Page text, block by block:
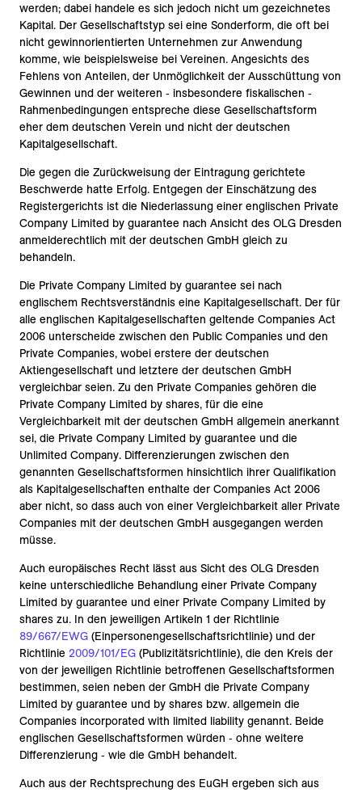
werden; dabei handele es sich jedoch nicht um gezeichnetes
Kapital. Der Gesellschaftstyp sei eine Sonderform, die oft bei
nicht gewinnorientierten Unternehmen zur Anwendung
komme, wie beispielsweise bei Vereinen. Angesichts des
Fehlens von Anteilen, der Unmöglichkeit der Ausschüttung von
Gewinnen und der weiteren ‑ insbesondere fiskalischen ‑
Rahmenbedingungen entspreche diese Gesellschaftsform
eher dem deutschen Verein und nicht der deutschen
Kapitalgesellschaft.
Die gegen die Zurückweisung der Eintragung gerichtete
Beschwerde hatte Erfolg. Entgegen der Einschätzung des
Registergerichts ist die Niederlassung einer englischen Private
Company Limited by guarantee nach Ansicht des OLG Dresden
anmelderechtlich mit der deutschen GmbH gleich zu
behandeln.
Die Private Company Limited by guarantee sei nach
englischem Rechtsverständnis eine Kapitalgesellschaft. Der für
alle englischen Kapitalgesellschaften geltende Companies Act
2006 unterscheide zwischen den Public Companies und den
Private Companies, wobei erstere der deutschen
Aktiengesellschaft und letztere der deutschen GmbH
vergleichbar seien. Zu den Private Companies gehören die
Private Company Limited by shares, für die eine
Vergleichbarkeit mit der deutschen GmbH allgemein anerkannt
sei, die Private Company Limited by guarantee und die
Unlimited Company. Differenzierungen zwischen den
genannten Gesellschaftsformen hinsichtlich ihrer Qualifikation
als Kapitalgesellschaften enthalte der Companies Act 2006
aber nicht, so dass auch von einer Vergleichbarkeit aller Private
Companies mit der deutschen GmbH ausgegangen werden
müsse.
Auch europäisches Recht lässt aus Sicht des OLG Dresden
keine unterschiedliche Behandlung einer Private Company
Limited by guarantee und einer Private Company Limited by
shares zu. In den jeweiligen Artikeln 1 der Richtlinie
89/667/EWG (Einpersonengesellschaftsrichtlinie) und der
Richtlinie 2009/101/EG (Publizitätsrichtlinie), die den Kreis der
von der jeweiligen Richtlinie betroffenen Gesellschaftsformen
bestimmen, seien neben der GmbH die Private Company
Limited by guarantee und by shares bzw. allgemein die
Companies incorporated with limited liability genannt. Beide
englischen Gesellschaftsformen würden ‑ ohne weitere
Differenzierung ‑ wie die GmbH behandelt.
Auch aus der Rechtsprechung des EuGH ergeben sich aus